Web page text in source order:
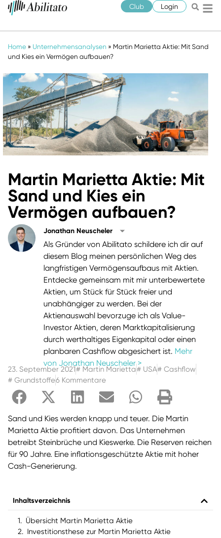
Club Login
Home » Unternehmensanalysen » Martin Marietta Aktie: Mit Sand
und Kies ein Vermögen aufbauen?
Martin Marietta Aktie: Mit
Sand und Kies ein
Vermögen aufbauen?
Jonathan Neuscheler
Als Gründer von Abilitato schildere ich dir auf
diesem Blog meinen persönlichen Weg des
langfristigen Vermögensaufbaus mit Aktien.
Entdecke gemeinsam mit mir unterbewertete
Aktien, um Stück für Stück freier und
unabhängiger zu werden. Bei der
Aktienauswahl bevorzuge ich als Value-
Investor Aktien, deren Marktkapitalisierung
durch werthaltiges Eigenkapital oder einen
planbaren Cashflow abgesichert ist. Mehr
von Jonathan Neuscheler >
23. September 2021# Martin Marietta# USA# Cashflow
# Grundstoffe6 Kommentare
Sand und Kies werden knapp und teuer. Die Martin
Marietta Aktie profitiert davon. Das Unternehmen
betreibt Steinbrüche und Kieswerke. Die Reserven reichen
für 90 Jahre. Eine inflationsgeschützte Aktie mit hoher
Cash-Generierung.
Inhaltsverzeichnis
Übersicht Martin Marietta Aktie
Investitionsthese zur Martin Marietta Aktie